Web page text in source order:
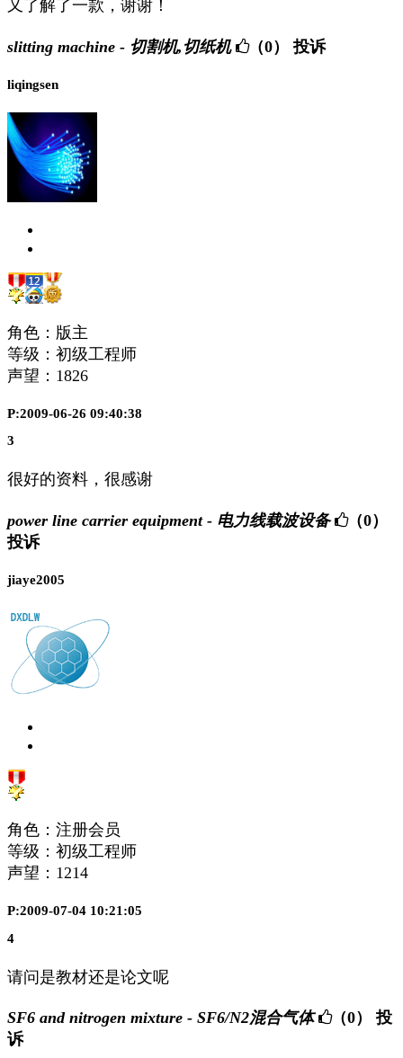
又了解了一款，谢谢！
slitting machine - 切割机,切纸机 （0） 投诉
liqingsen
角色：版主
等级：初级工程师
声望： 1826
P:2009-06-26 09:40:38
3
很好的资料，很感谢
power line carrier equipment - 电力线载波设备
（0）
投诉
jiaye2005
角色：注册会员
等级：初级工程师
声望： 1214
P:2009-07-04 10:21:05
4
请问是教材还是论文呢
SF6 and nitrogen mixture - SF6/N2混合气体 （0）
投
诉